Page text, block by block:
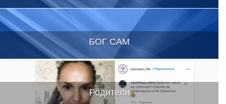
БОГ САМ
Родители